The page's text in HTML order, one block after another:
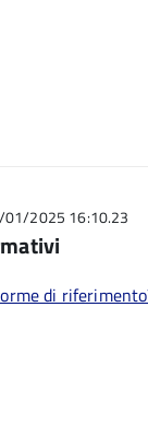
01/2025 16:10.23
di